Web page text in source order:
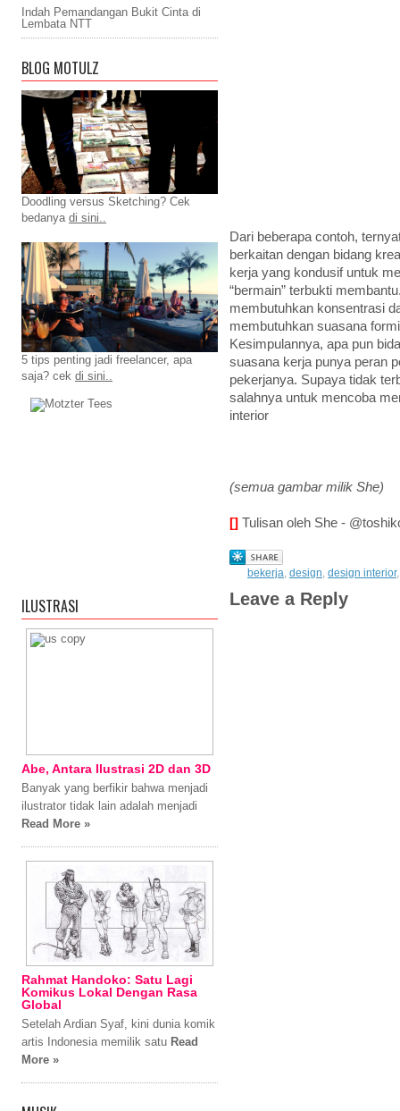
Dari beberapa contoh,
berkaitan dengan bidang
kerja yang kondusif untuk
“bermain” terbukti
membutuhkan konsentrasi
membutuhkan suasana
Kesimpulannya, apa pun
suasana kerja punya peran
pekerjanya. Supaya tidak
salahnya untuk mencoba
interior
(semua gambar milik She)
[] Tulisan oleh She -
bekerja, design, design interior
Leave a Reply
Indah Pemandangan Bukit Cinta di
Lembata NTT
BLOG MOTULZ
Doodling versus Sketching? Cek
bedanya di sini..
5 tips penting jadi freelancer, apa
saja? cek di sini..
ILUSTRASI
Abe, Antara Ilustrasi 2D dan 3D
Banyak yang berfikir bahwa menjadi
ilustrator tidak lain adalah menjadi
Read More »
Rahmat Handoko: Satu Lagi
Komikus Lokal Dengan Rasa
Global
Setelah Ardian Syaf, kini dunia komik
artis Indonesia memilik satu Read
More »